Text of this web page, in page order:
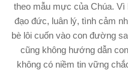
theo mẫu mực của Chúa.
đạo đức, luân lý, tình cảm
bè lôi cuốn vào con đường
cũng không hướng dẫn
không có niềm tin vững